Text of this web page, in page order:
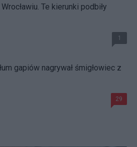
Te kierunki podbiły
1
gapiów nagrywał śmigłowiec z
29